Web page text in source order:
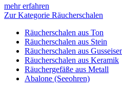
mehr erfahren
Zur Kategorie Räucherschalen
Räucherschalen aus Ton
Räucherschalen aus Stein
Räucherschalen aus
Räucherschalen aus Keramik
Räuchergefäße aus Metall
Abalone (Seeohren)